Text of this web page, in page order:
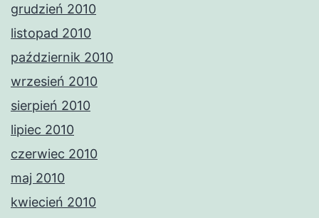
grudzień 2010
listopad 2010
październik 2010
wrzesień 2010
sierpień 2010
lipiec 2010
czerwiec 2010
maj 2010
kwiecień 2010